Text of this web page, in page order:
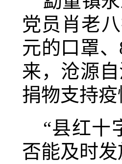
党员肖老
元的口罩
来，沧源
捐物支持
“县红十
否能及时